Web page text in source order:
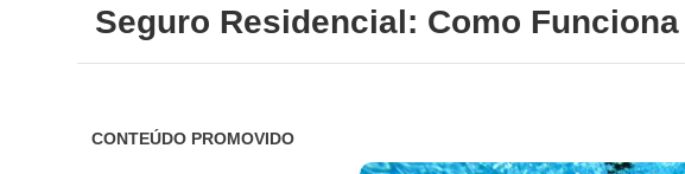
Seguro Residencial: Como